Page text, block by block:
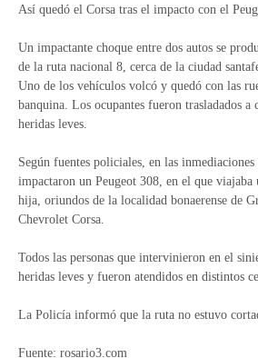
Así quedó el Corsa tras el impacto con el
Un impactante choque entre dos autos se
de la ruta nacional 8, cerca de la ciudad
Uno de los vehículos volcó y quedó con las
banquina. Los ocupantes fueron trasladados a
heridas leves.
Según fuentes policiales, en las
impactaron un Peugeot 308, en el que viajaba
hija, oriundos de la localidad bonaerense de
Chevrolet Corsa.
Todos las personas que intervinieron en el
heridas leves y fueron atendidos en distintos
La Policía informó que la ruta no estuvo
Fuente: rosario3.com